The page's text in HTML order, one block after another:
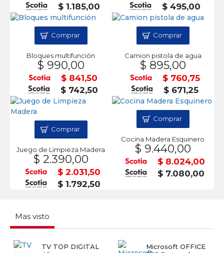
$ 1.185,00
$ 495,00
Bloques multifunción
$ 990,00
$ 841,50
$ 742,50
Comprar
Camion pistola de agua
$ 895,00
$ 760,75
$ 671,25
Comprar
Juego de Limpieza Madera
$ 2.390,00
$ 2.031,50
$ 1.792,50
Comprar
Cocina Madera Esquinero
$ 9.440,00
$ 8.024,00
$ 7.080,00
Comprar
Mas visto
TV TOP DIGITAL
Microsoft OFFICE